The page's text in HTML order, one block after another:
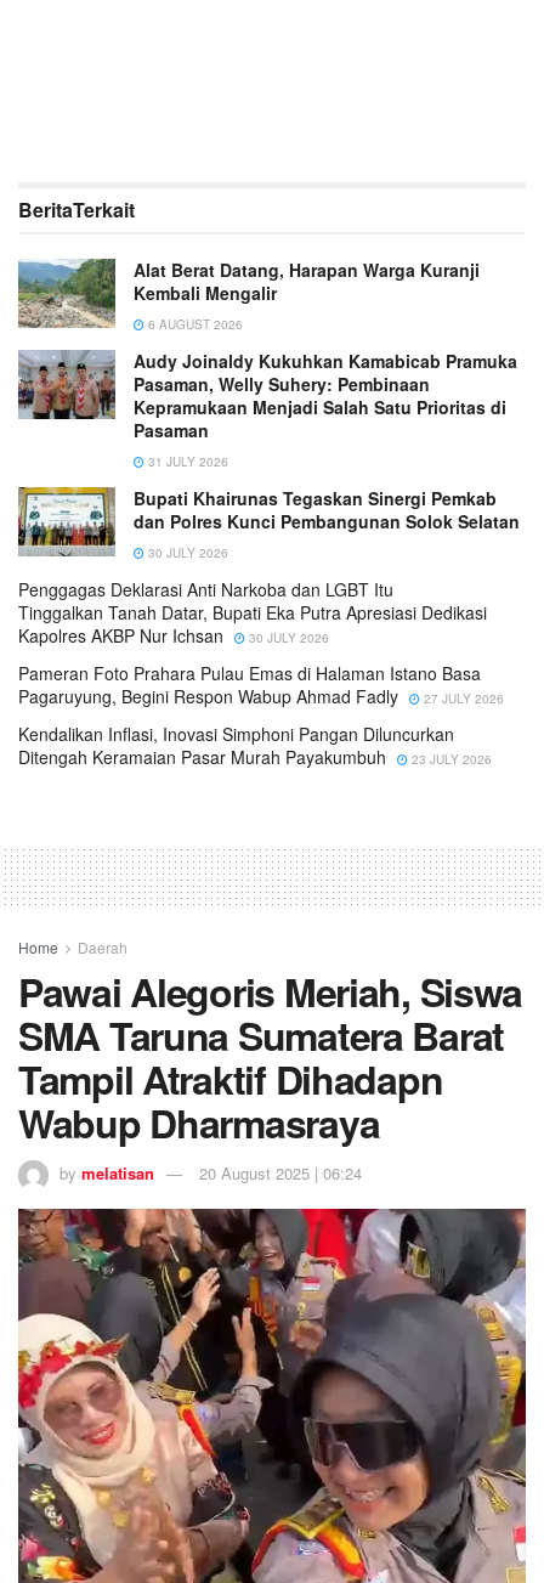
BeritaTerkait
Alat Berat Datang, Harapan Warga Kuranji
Kembali Mengalir
6 AUGUST 2026
Audy Joinaldy Kukuhkan Kamabicab Pramuka
Pasaman, Welly Suhery: Pembinaan
Kepramukaan Menjadi Salah Satu Prioritas di
Pasaman
31 JULY 2026
Bupati Khairunas Tegaskan Sinergi Pemkab
dan Polres Kunci Pembangunan Solok Selatan
30 JULY 2026
Penggagas Deklarasi Anti Narkoba dan LGBT Itu
Tinggalkan Tanah Datar, Bupati Eka Putra Apresiasi Dedikasi
Kapolres AKBP Nur Ichsan
30 JULY 2026
Pameran Foto Prahara Pulau Emas di Halaman Istano Basa
Pagaruyung, Begini Respon Wabup Ahmad Fadly
27 JULY 2026
Kendalikan Inflasi, Inovasi Simphoni Pangan Diluncurkan
Ditengah Keramaian Pasar Murah Payakumbuh
23 JULY 2026
Home Daerah
Pawai Alegoris Meriah, Siswa
SMA Taruna Sumatera Barat
Tampil Atraktif Dihadapn
Wabup Dharmasraya
by melatisan 20 August 2025 | 06:24